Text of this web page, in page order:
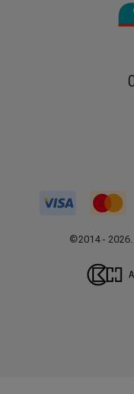
©2014 -